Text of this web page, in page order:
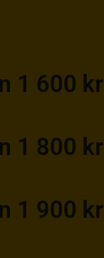
1 600 kr
1 800 kr
1 900 kr